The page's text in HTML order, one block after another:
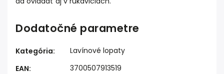
Dodatočné parametre
Kategória:
Lavínové lopaty
EAN:
3700507913519